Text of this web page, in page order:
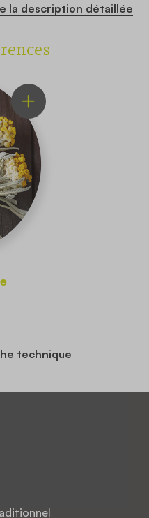
la description détaillée
technique